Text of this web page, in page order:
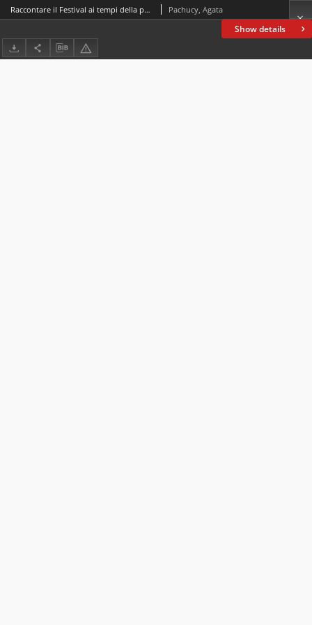
Show details
Raccontare il Festival ai tempi della pandemia. Analisi delle scelte argomentative degli editoriali di Ciak in Mostra pubblicati durante la 77^ Mostra Internazionale d’Arte Cinematografica di Venezia nel 2020 Pachucy, Agata